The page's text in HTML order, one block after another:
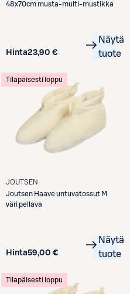
48x70cm musta-multi-mustikka
Hinta23,90 €
Näytä
tuote
Tilapäisesti loppu
JOUTSEN
Joutsen Haave untuvatossut M
väri pellava
Hinta59,00 €
Näytä
tuote
Tilapäisesti loppu